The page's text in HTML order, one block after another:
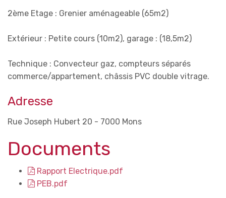
2ème Etage : Grenier aménageable (65m2)
Extérieur : Petite cours (10m2), garage : (18,5m2)
Technique : Convecteur gaz, compteurs séparés
commerce/appartement, châssis PVC double vitrage.
Adresse
Rue Joseph Hubert 20 - 7000 Mons
Documents
Rapport Electrique.pdf
PEB.pdf